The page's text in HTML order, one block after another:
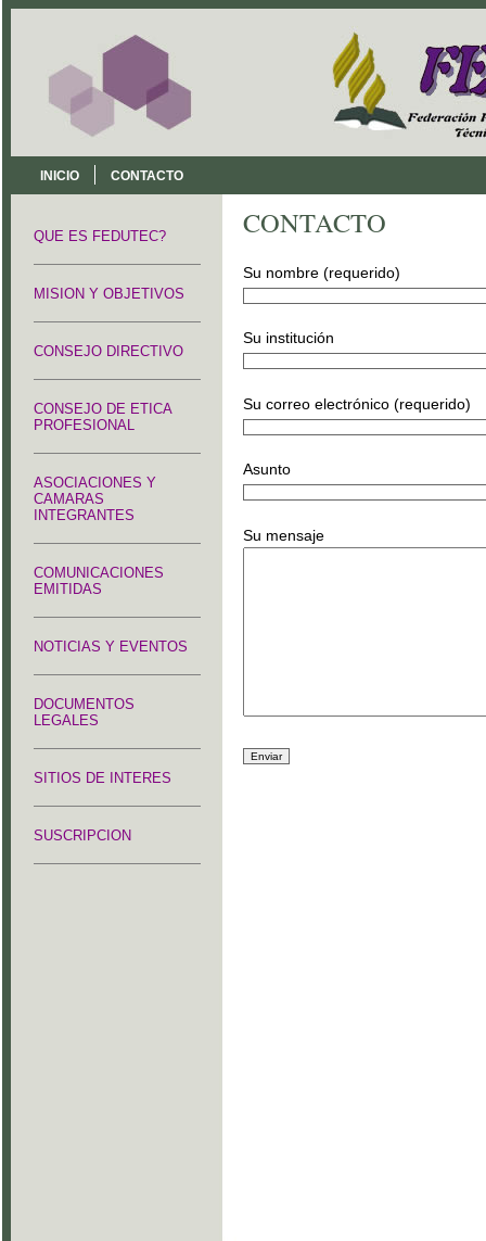
INICIO CONTACTO
QUE ES FEDUTEC?
MISION Y OBJETIVOS
CONSEJO DIRECTIVO
CONSEJO DE ETICA
PROFESIONAL
ASOCIACIONES Y
CAMARAS
INTEGRANTES
COMUNICACIONES
EMITIDAS
NOTICIAS Y EVENTOS
DOCUMENTOS
LEGALES
SITIOS DE INTERES
SUSCRIPCION
CONTACTO
Su nombre (requerido)
Su institución
Su correo electrónico (requerido)
Asunto
Su mensaje